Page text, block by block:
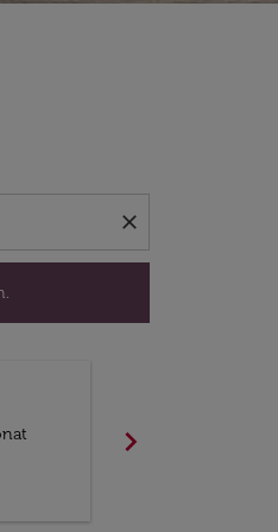
close
anzeigen zu lassen.
chevron_right